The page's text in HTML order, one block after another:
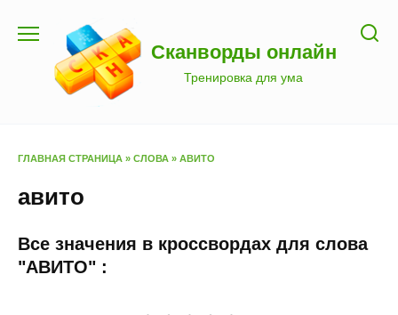
содержанию
Сканворды онлайн
Тренировка для ума
ГЛАВНАЯ СТРАНИЦА » СЛОВА » АВИТО
авито
Все значения в кроссвордах для слова
"АВИТО" :